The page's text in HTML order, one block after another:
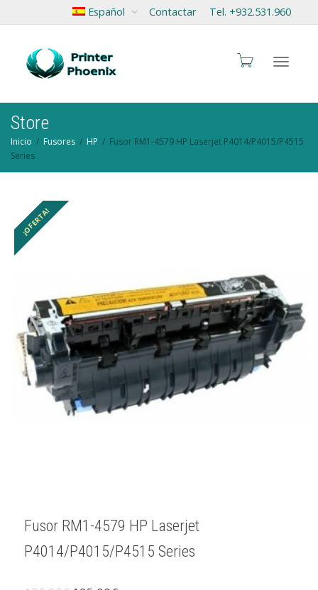
Español Contactar Tel. +932.531.960
Store
Inicio Fusores HP
Fusor RM1-4579 HP Laserjet P4014/P4015/P4515
Series
¡OFERTA!
Fusor RM1-4579 HP Laserjet
P4014/P4015/P4515 Series